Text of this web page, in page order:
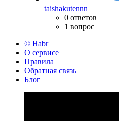
taishakutennn
0 ответов
1 вопрос
© Habr
О сервисе
Правила
Обратная связь
Блог